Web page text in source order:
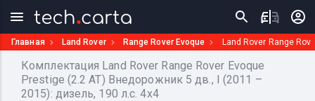
Главная Land Rover Range Rover Evoque Land Rover Range
Комплектация Land Rover Range Rover Evoque
Prestige (2.2 AT) Внедорожник 5 дв., I (2011 –
2015): дизель, 190 л.с. 4x4